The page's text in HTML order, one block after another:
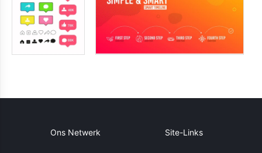
Ons Netwerk Site-Links